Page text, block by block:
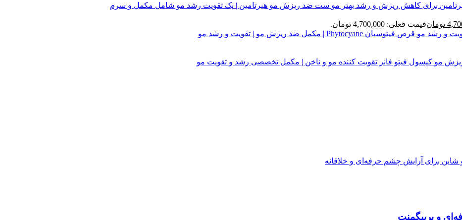
ست ضد ریزش مو هیرتامین | پک تقویت رشد مو شامل مکمل و سرم
تومانقیمت فعلی: 4,700,000 تومان.
قرص فیتوسیان Phytocyane | مکمل ضد ریزش مو | تقویت و رشد مو
کپسول فیتو فانر تقویت کننده مو و ناخن | مکمل تخصصی رشد و تقویت مو